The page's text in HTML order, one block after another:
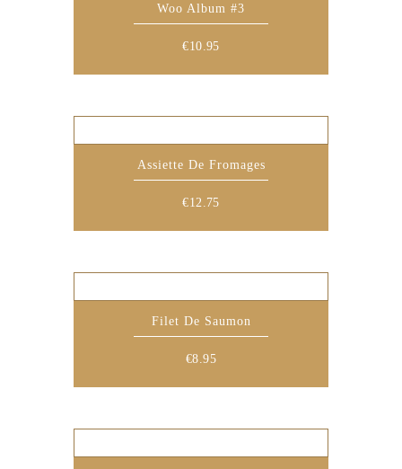
Woo Album #3
€10.95
Assiette De Fromages
€12.75
Filet De Saumon
€8.95